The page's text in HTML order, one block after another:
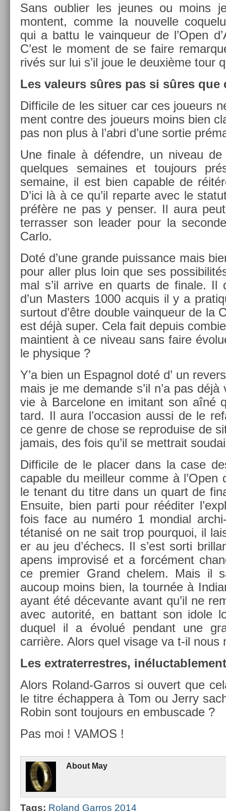
Sans oub­li­er les jeunes ou moins
mon­tent, comme la nouvel­le
qui a battu le vain­queur de l’Open
C’est le mo­ment de se faire
rivés sur lui s’il joue le deuxième tour
Les valeurs sûres pas si sûres que
Dif­ficile de les situ­er car ces joueurs
ment con­tre des joueurs moins bien
pas non plus à l’abri d’une sor­tie
Une fin­ale à défendre, un niveau
quel­ques semaines et toujours
semaine, il est bien cap­able de
D’ici là à ce qu’il re­par­te avec le
préfère ne pas y pens­er. Il aura
ter­rass­er son lead­er pour la
Carlo.
Doté d’une gran­de puis­sance mais
pour aller plus loin que ses
mal s’il ar­rive en quarts de fin­ale. Il
d’un Mast­ers 1000 ac­quis il y a
sur­tout d’être doub­le vain­queur de la
est déjà super. Cela fait de­puis
main­tient à ce niveau sans faire
le physique ?
Y’a bien un Es­pagnol doté d’ un
mais je me de­man­de s’il n’a pas déjà
vie à Bar­celone en im­itant son aîné
tard. Il aura l’oc­cas­ion aussi de le
ce genre de chose se re­produ­ise de
jamais, des fois qu’il se mettrait
Dif­ficile de le plac­er dans la case
cap­able du meil­leur comme à l’Open
le tenant du titre dans un quart de
En­suite, bien parti pour rééditer
fois face au numéro 1 mon­di­al
tétanisé on ne sait trop pour­quoi, il
er au jeu d’échecs. Il s’est sorti
apens im­provisé et a forcément
ce pre­mi­er Grand chelem. Mais il
aucoup moins bien, la tournée à
ayant été décevan­te avant qu’il ne
avec auto­rité, en bat­tant son idole
duquel il a évolué pen­dant une
carrière. Alors quel visage va t-il nous
Les extra­ter­restres, in­éluc­table­ment
Alors Roland-Garros si ouvert que
le titre échap­pera à Tom ou Jerry
Robin sont toujours en em­bus­cade ?
Pas moi ! VAMOS !
About May
Tags: Roland Gar­ros 2014